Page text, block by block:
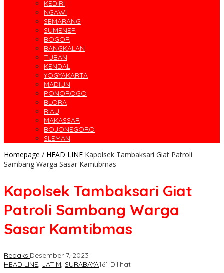
KEDIRI
NGAWI
SEMARANG
SUMENEP
BOGOR
BANGKALAN
TUBAN
KENDAL
YOGYAKARTA
MADIUN
PONOROGO
BLORA
RIAU
MAKASSAR
BOJONEGORO
SLEMAN
Homepage / HEAD LINE Kapolsek Tambaksari Giat Patroli
Sambang Warga Sasar Kamtibmas
Kapolsek Tambaksari Giat
Patroli Sambang Warga
Sasar Kamtibmas
RedaksiDesember 7, 2023
HEAD LINE, JATIM, SURABAYA161 Dilihat